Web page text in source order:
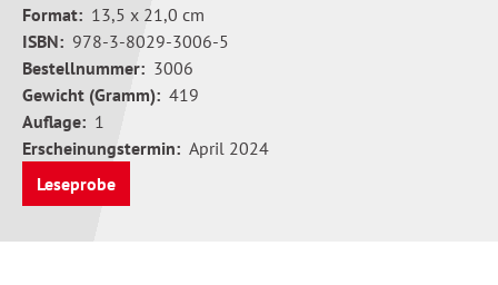
Format: 13,5 x 21,0 cm
ISBN: 978-3-8029-3006-5
Bestellnummer: 3006
Gewicht (Gramm): 419
Auflage: 1
Erscheinungstermin: April 2024
Leseprobe